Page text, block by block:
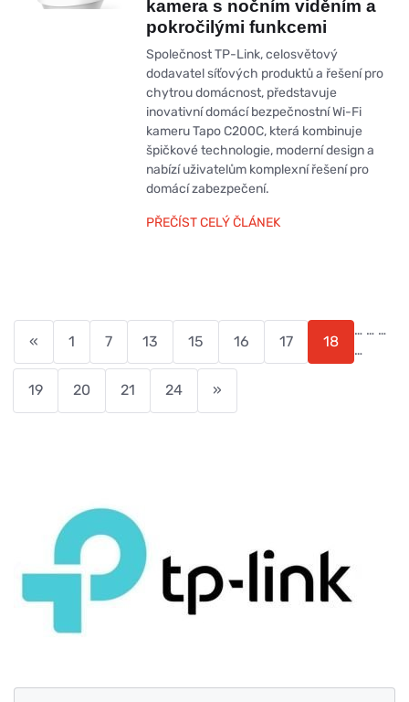
kamera s nočním viděním a
pokročilými funkcemi
Společnost TP-Link, celosvětový
dodavatel síťových produktů a řešení pro
chytrou domácnost, představuje
inovativní domácí bezpečnostní Wi-Fi
kameru Tapo C200C, která kombinuje
špičkové technologie, moderní design a
nabízí uživatelům komplexní řešení pro
domácí zabezpečení.
PŘEČÍST CELÝ ČLÁNEK
« 1
…
7
…
13
…
15 16 17 18
19 20 21
…
24 »